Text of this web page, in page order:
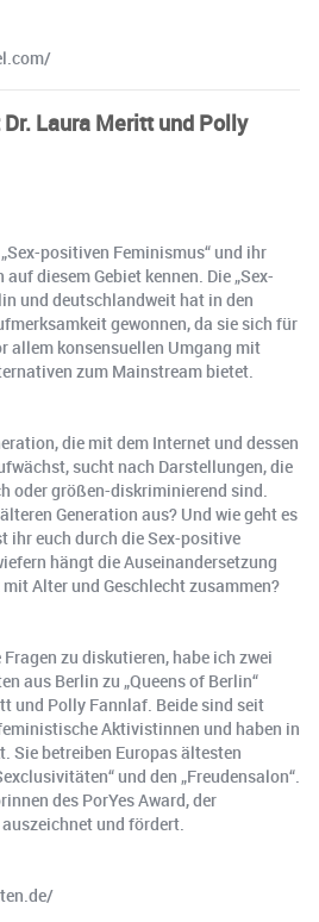
Laura Meritt und Polly
positiven Feminismus“ und ihr
diesem Gebiet kennen. Die „Sex-
und deutschlandweit hat in den
gewonnen, da sie sich für
allem konsensuellen Umgang mit
zum Mainstream bietet.
die mit dem Internet und dessen
sucht nach Darstellungen, die
oder größen-diskriminierend sind.
Generation aus? Und wie geht es
ihr euch durch die Sex-positive
hängt die Auseinandersetzung
Alter und Geschlecht zusammen?
zu diskutieren, habe ich zwei
aus Berlin zu „Queens of Berlin“
und Polly Fannlaf. Beide sind seit
Aktivistinnen und haben in
Sie betreiben Europas ältesten
und den „Freudensalon“.
des PorYes Award, der
und fördert.